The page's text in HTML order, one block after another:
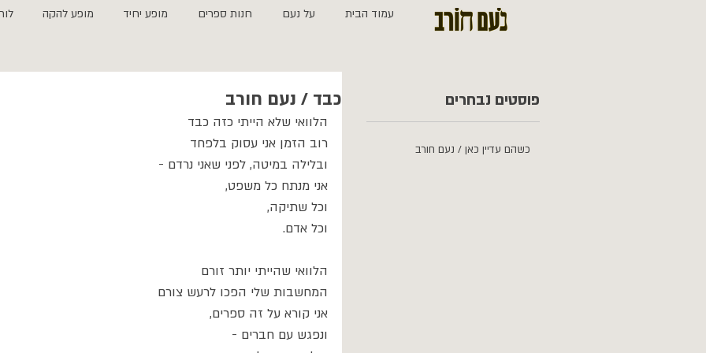
עמוד הבית על נעם חנות ספרים מופע יחיד מופע להקה
כבד / נעם חורב
הלוואי שלא הייתי כזה כבד
רוב הזמן אני עסוק בלפחד
ובלילה במיטה, לפני שאני נרדם -
אני מנתח כל משפט,
וכל שתיקה,
וכל אדם.
הלוואי שהייתי יותר זורם
המחשבות שלי הפכו לרעש צורם
אני קורא על זה ספרים,
ונפגש עם חברים -
פוסטים נבחרים
כשהם עדיין כאן / נעם חורב